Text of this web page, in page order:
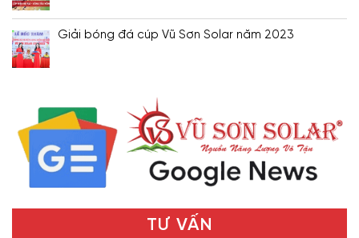
Giải bóng đá cúp Vũ Sơn Solar năm 2023
TƯ VẤN